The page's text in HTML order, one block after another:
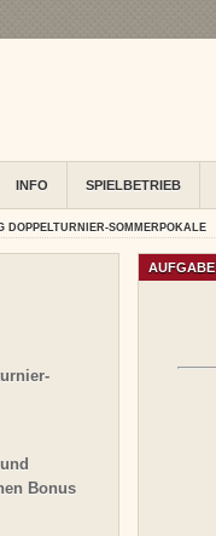
INFO SPIELBETRIEB
DOPPELTURNIER-SOMMERPOKALE
Bonus
AUFGABE